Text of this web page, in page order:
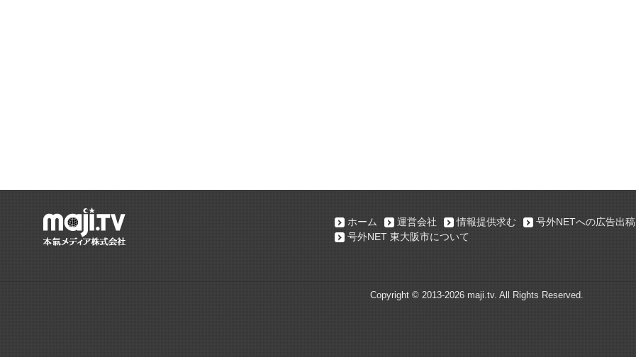
ホーム 運営会社 情報提供求む 号外NETへの広告出稿
号外NET 東大阪市について
Copyright © 2013-2026 maji.tv. All Rights Reserved.